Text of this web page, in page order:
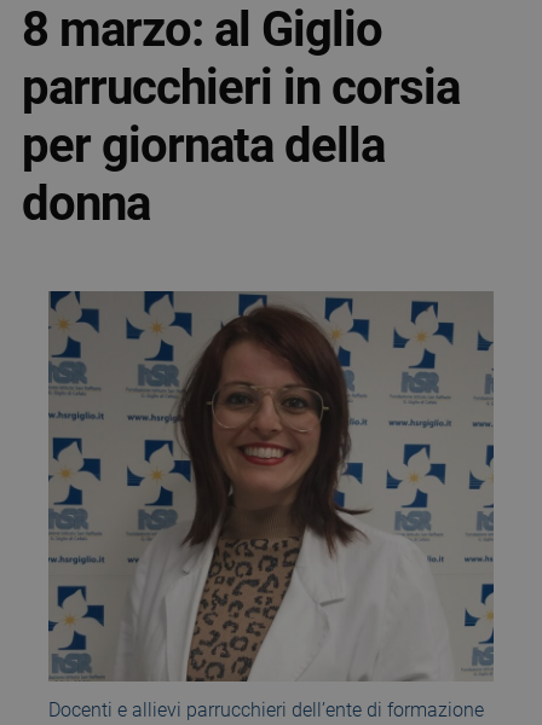
8 marzo: al Giglio
parrucchieri in corsia
per giornata della
donna
Docenti e allievi parrucchieri dell’ente di formazione